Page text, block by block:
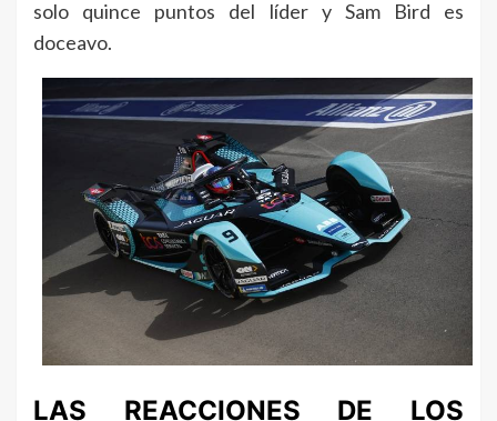
solo quince puntos del líder y Sam Bird es
doceavo.
LAS REACCIONES DE LOS